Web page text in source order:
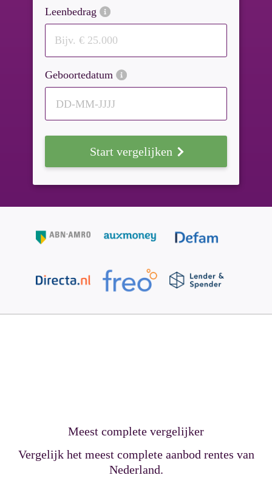
Leenbedrag
Geboortedatum
DD-MM-JJJJ
Start vergelijken
Meest complete vergelijker
Vergelijk het meest complete aanbod rentes van
Nederland.